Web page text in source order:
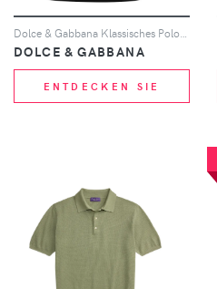
DOLCE & GABBANA
ENTDECKEN SIE